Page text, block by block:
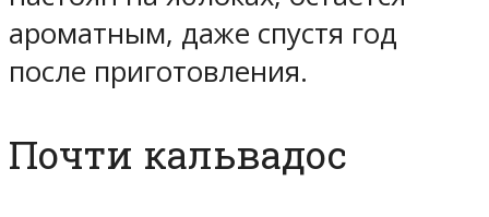
ароматным, даже спустя год
после приготовления.
Почти кальвадос